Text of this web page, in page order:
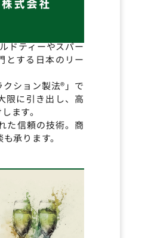
ドティーやスパー
とする日本のリー
ション製法®」で
限に引き出し、高
ます。
た信頼の技術。商
承ります。